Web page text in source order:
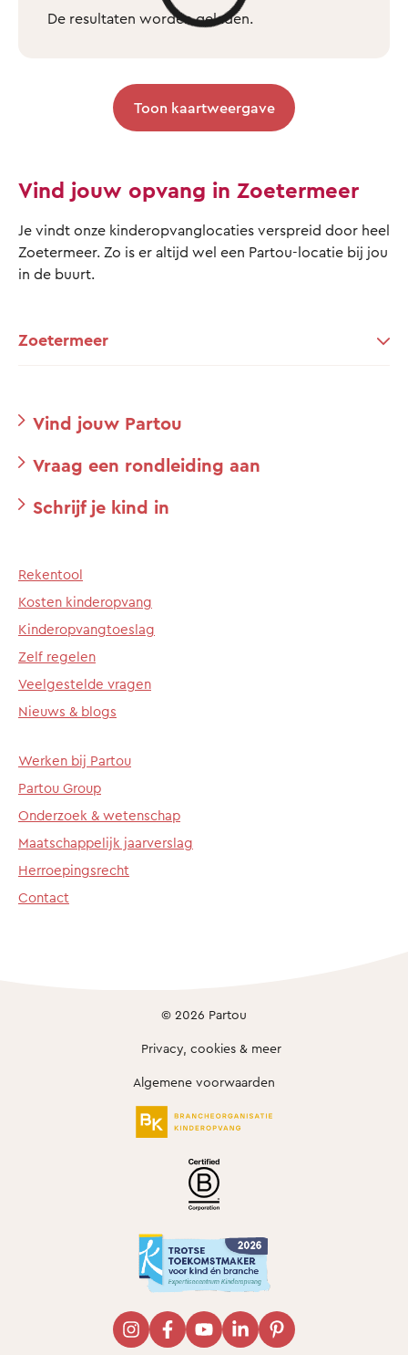
De resultaten worden geladen.
Toon kaartweergave
Vind jouw opvang in Zoetermeer
Je vindt onze kinderopvanglocaties verspreid door heel
Zoetermeer. Zo is er altijd wel een Partou-locatie bij jou
in de buurt.
Zoetermeer
Vind jouw Partou
Vraag een rondleiding aan
Schrijf je kind in
Rekentool
Kosten kinderopvang
Kinderopvangtoeslag
Zelf regelen
Veelgestelde vragen
Nieuws & blogs
Werken bij Partou
Partou Group
Onderzoek & wetenschap
Maatschappelijk jaarverslag
Herroepingsrecht
Contact
© 2026 Partou
Privacy, cookies & meer
Algemene voorwaarden